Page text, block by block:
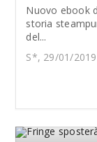
Nuovo ebook
storia
del...
S*, 29/01/2019